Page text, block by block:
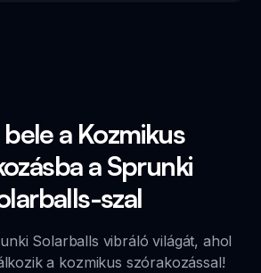
a Kozmikus
a Sprunki
szal
Solarballs vibráló világát, ahol
a kozmikus szórakozással!